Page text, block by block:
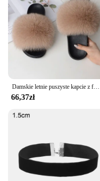
Damskie letnie puszyste kapcie z futrem płaskie antypoślizgowe prawdziwe futro z lisa futrzane slajdy duże rozmiary buty futrzane sandały
66,37zł